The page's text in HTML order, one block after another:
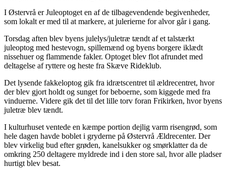
I Østervrå er Juleoptoget en af de tilbagevendende begivenheder,
som lokalt er med til at markere, at julerierne for alvor går i gang.
Torsdag aften blev byens julelys/juletræ tændt af et talstærkt
juleoptog med hestevogn, spillemænd og byens borgere iklædt
nissehuer og flammende fakler. Optoget blev flot afrundet med
deltagelse af ryttere og heste fra Skæve Rideklub.
Det lysende fakkeloptog gik fra idrætscentret til ældrecentret, hvor
der blev gjort holdt og sunget for beboerne, som kiggede med fra
vinduerne. Videre gik det til det lille torv foran Frikirken, hvor byens
juletræ blev tændt.
I kulturhuset ventede en kæmpe portion dejlig varm risengrød, som
hele dagen havde boblet i gryderne på Østervrå Ældrecenter. Der
blev virkelig bud efter grøden, kanelsukker og smørklatter da de
omkring 250 deltagere myldrede ind i den store sal, hvor alle pladser
hurtigt blev besat.